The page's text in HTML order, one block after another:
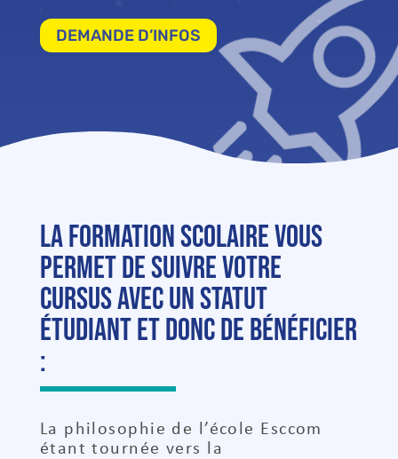
DEMANDE D’INFOS
La formation scolaire vous
permet de suivre votre
cursus avec un statut
étudiant et donc de bénéficier
:
La philosophie de l’école Esccom
étant tournée vers la